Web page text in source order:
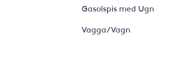
Gasolspis med Ugn
Vagga/Vagn